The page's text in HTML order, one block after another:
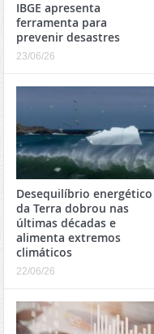
IBGE apresenta
ferramenta para
prevenir desastres
23/06/26
Desequilíbrio energético
da Terra dobrou nas
últimas décadas e
alimenta extremos
climáticos
22/06/26